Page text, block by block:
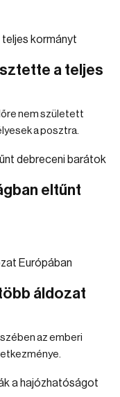
a teljes
nem született
a posztra.
eltűnt
áldozat
az emberi